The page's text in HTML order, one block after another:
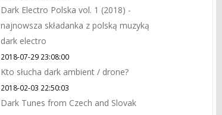
Dark Electro Polska vol. 1 (2018) -
najnowsza składanka z polską muzyką
dark electro
2018-07-29 23:08:00
Kto słucha dark ambient / drone?
2018-02-03 22:50:03
Dark Tunes from Czech and Slovak